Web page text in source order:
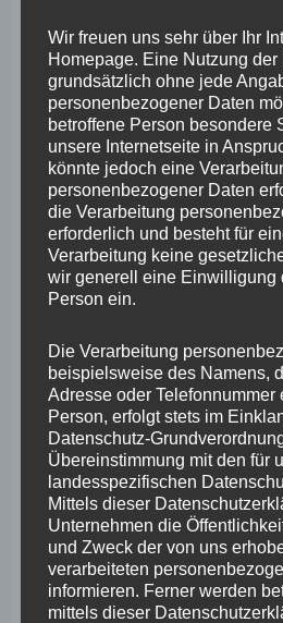
diese kennen. Ein
Zahlen, so der Sachverständige.
Umso bemerkenswerter waren
Aussagen der Vertreter des
wonach diese historischen
und 1910 bei der Arbeit des LfU
wurden. Für mich unverständlich
mehrfacher Nachfragen, warum
Abflussvorhersageberechnungen
Pegelprognosen von 16.32 Uhr
bevor das LfU um 17.17 Uhr die
veröffentlichte. Auf meine
dass diese 45-minütige
–veröffentlichung nach dem
laufen würde. Dass man vom
Ergebnisse prüft, mag richtig
allerdings 45 Minuten dauert,
Wir freuen uns sehr über Ihr
Homepage. Eine Nutzung der
grundsätzlich ohne jede
personenbezogener Daten
betroffene Person besondere
unsere Internetseite in
könnte jedoch eine
personenbezogener Daten
die Verarbeitung
erforderlich und besteht für
Verarbeitung keine
wir generell eine Einwilligung
Person ein.
Die Verarbeitung
beispielsweise des Namens,
Adresse oder Telefonnummer
Person, erfolgt stets im
Datenschutz-
Übereinstimmung mit den für
landesspezifischen
Mittels dieser
Unternehmen die
und Zweck der von uns
verarbeiteten
informieren. Ferner werden
mittels dieser